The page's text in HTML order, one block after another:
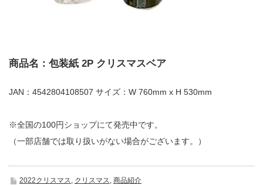
商品名：包装紙 2P クリスマスベア
JAN：4542804108507 サイズ：W 760mm x H 530mm
※全国の100円ショップにて発売中です。
（一部店舗では取り扱いがない場合がございます。）
2022クリスマス, クリスマス, 商品紹介